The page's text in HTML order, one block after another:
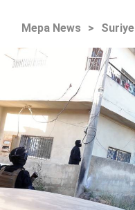
Mepa News > Suriye